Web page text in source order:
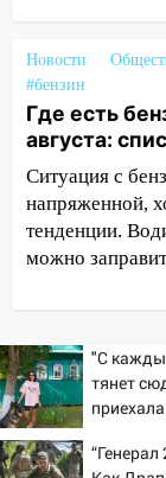
и шквал до
12:31
из Европы
12:20 В
пострадал
12:00
Где
случайно
приговор
11:38
полностью
Новости
#бензин
Где есть
августа:
Ситуация с
напряженной,
тенденции.
можно
"С
тянет
детство
“Генерал